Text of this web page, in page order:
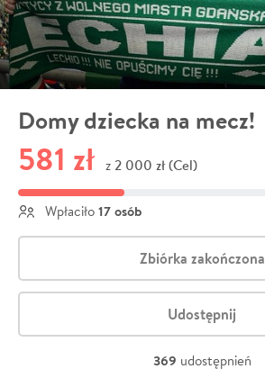
Domy dziecka na mecz!
581 zł z 2 000 zł (Cel)
Wpłaciło 17 osób
Zbiórka zakończona
Udostępnij
369 udostępnień